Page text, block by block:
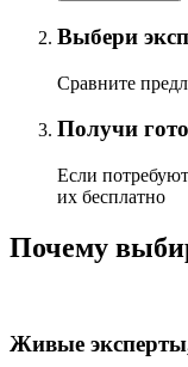
Выбери
Сравните
Получи
Если
их бесплатно
Почему
Живые